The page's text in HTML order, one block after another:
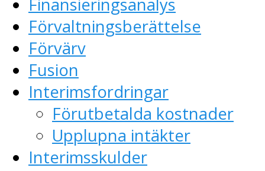
Finansieringsanalys
Förvaltningsberättelse
Förvärv
Fusion
Interimsfordringar
Förutbetalda kostnader
Upplupna intäkter
Interimsskulder